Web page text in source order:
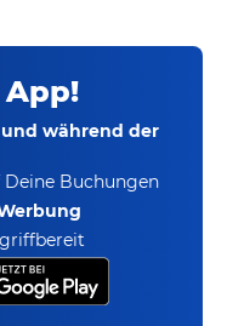
während der
Deine Buchungen